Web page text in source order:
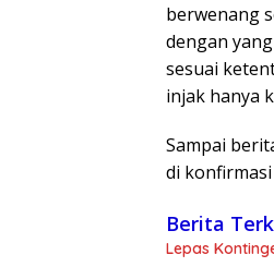
berwenang
dengan
sesuai
injak hanya
Sampai
di
Berita
Lepas